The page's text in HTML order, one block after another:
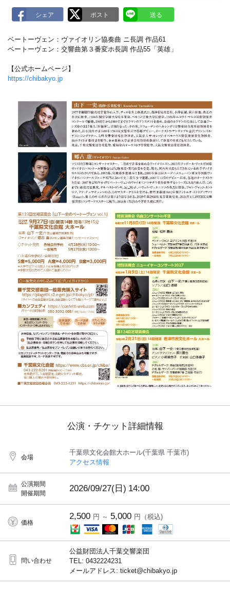
ベートーヴェン：ヴァイオリン協奏曲 ニ長調 作品61
ベートーヴェン：交響曲第３番変ホ長調 作品55「英雄」
【公式ホームページ】
https://chibakyo.jp
公演・チケット詳細情報
会場
千葉県文化会館大ホール(千葉県 千葉市)
アクセス情報
公演期間
開催期間
2026/09/27(日) 14:00
価格
2,500 円 ～ 5,000 円（税込)
問い合わせ
公益財団法人千葉交響楽団
TEL: 0432224231
メールアドレス: ticket@chibakyo.jp